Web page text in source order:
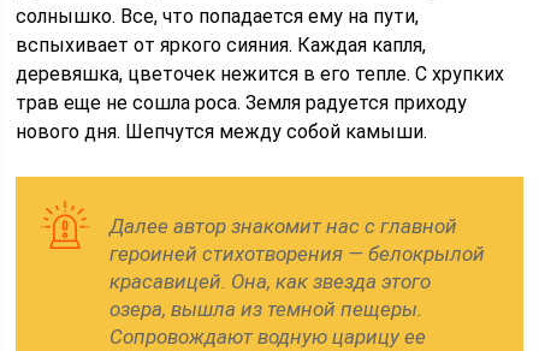
солнышко. Все, что попадается ему на пути,
вспыхивает от яркого сияния. Каждая капля,
деревяшка, цветочек нежится в его тепле. С хрупких
трав еще не сошла роса. Земля радуется приходу
нового дня. Шепчутся между собой камыши.
Далее автор знакомит нас с главной
героиней стихотворения — белокрылой
красавицей. Она, как звезда этого
озера, вышла из темной пещеры.
Сопровождают водную царицу ее